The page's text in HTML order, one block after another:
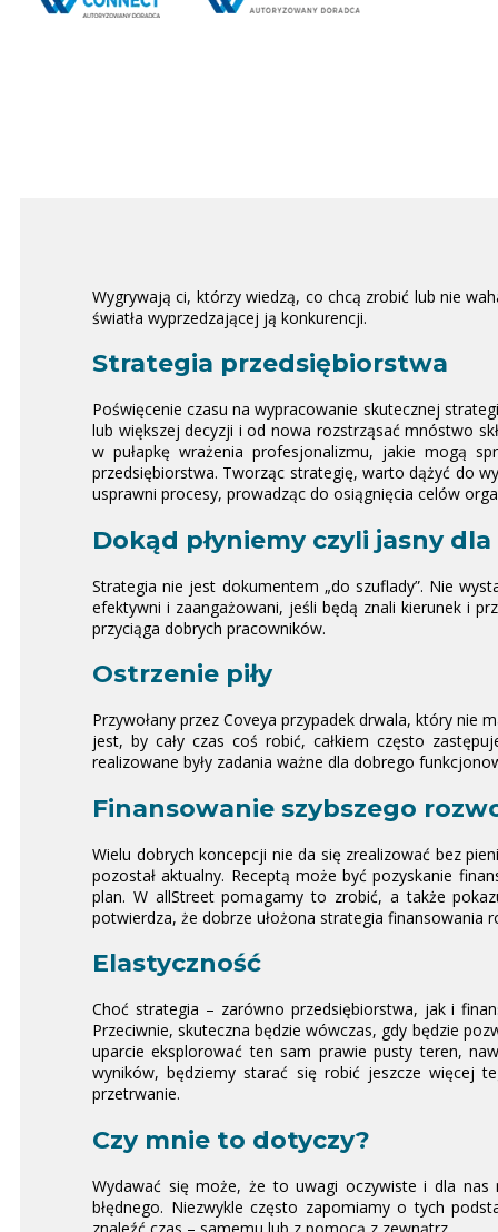
Wygrywają ci, którzy wiedzą, co chcą zrobić lub nie
światła wyprzedzającej ją konkurencji.
Strategia przedsiębiorstwa
Poświęcenie czasu na wypracowanie skutecznej
lub większej decyzji i od nowa rozstrząsać mnóstwo
w pułapkę wrażenia profesjonalizmu, jakie mogą
przedsiębiorstwa. Tworząc strategię, warto dążyć do
usprawni procesy, prowadząc do osiągnięcia celów
Dokąd płyniemy czyli jasny
Strategia nie jest dokumentem „do szuflady”. Nie
efektywni i zaangażowani, jeśli będą znali kierunek i
przyciąga dobrych pracowników.
Ostrzenie piły
Przywołany przez Coveya przypadek drwala, który nie
jest, by cały czas coś robić, całkiem często
realizowane były zadania ważne dla dobrego
Finansowanie szybszego
Wielu dobrych koncepcji nie da się zrealizować bez
pozostał aktualny. Receptą może być pozyskanie
plan. W allStreet pomagamy to zrobić, a także
potwierdza, że dobrze ułożona strategia finansowania
Elastyczność
Choć strategia – zarówno przedsiębiorstwa, jak i
Przeciwnie, skuteczna będzie wówczas, gdy będzie
uparcie eksplorować ten sam prawie pusty teren,
wyników, będziemy starać się robić jeszcze więcej
przetrwanie.
Czy mnie to dotyczy?
Wydawać się może, że to uwagi oczywiste i dla nas
błędnego. Niezwykle często zapomiamy o tych